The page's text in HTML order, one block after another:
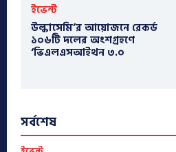
ইভেন্ট
উল্কাসেমি’র আয়োজনে রেকর্ড
১০৬টি দলের অংশগ্রহণে
‘ভিএলএসআইথন ৩.০
সর্বশেষ